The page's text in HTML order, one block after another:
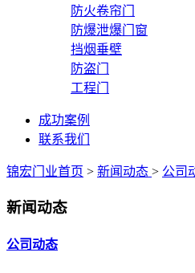
防火卷帘门
防爆泄爆门窗
挡烟垂壁
防盗门
工程门
成功案例
联系我们
锦宏门业首页 > 新闻动态 > 公司
新闻动态
公司动态